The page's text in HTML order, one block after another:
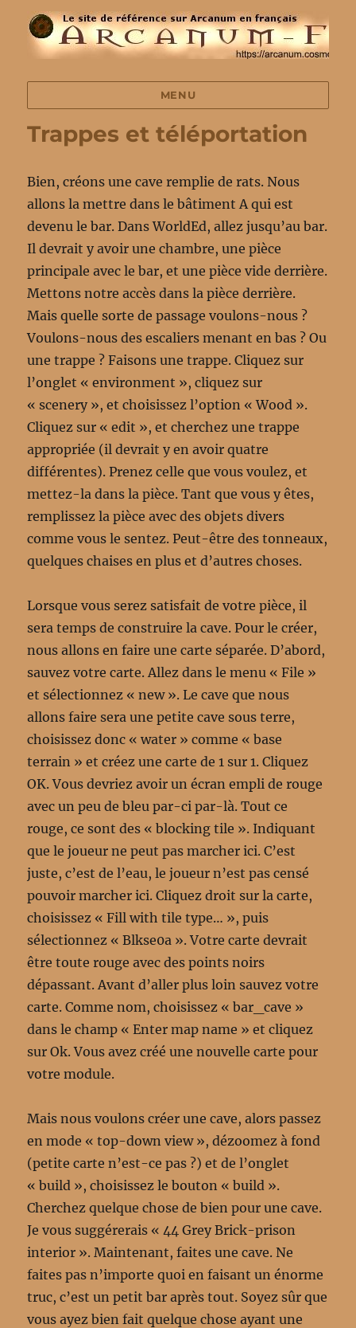
MENU
Trappes et téléportation
Bien, créons une cave remplie de rats. Nous
allons la mettre dans le bâtiment A qui est
devenu le bar. Dans WorldEd, allez jusqu’au bar.
Il devrait y avoir une chambre, une pièce
principale avec le bar, et une pièce vide derrière.
Mettons notre accès dans la pièce derrière.
Mais quelle sorte de passage voulons-nous ?
Voulons-nous des escaliers menant en bas ? Ou
une trappe ? Faisons une trappe. Cliquez sur
l’onglet « environment », cliquez sur
« scenery », et choisissez l’option « Wood ».
Cliquez sur « edit », et cherchez une trappe
appropriée (il devrait y en avoir quatre
différentes). Prenez celle que vous voulez, et
mettez-la dans la pièce. Tant que vous y êtes,
remplissez la pièce avec des objets divers
comme vous le sentez. Peut-être des tonneaux,
quelques chaises en plus et d’autres choses.
Lorsque vous serez satisfait de votre pièce, il
sera temps de construire la cave. Pour le créer,
nous allons en faire une carte séparée. D’abord,
sauvez votre carte. Allez dans le menu « File »
et sélectionnez « new ». Le cave que nous
allons faire sera une petite cave sous terre,
choisissez donc « water » comme « base
terrain » et créez une carte de 1 sur 1. Cliquez
OK. Vous devriez avoir un écran empli de rouge
avec un peu de bleu par-ci par-là. Tout ce
rouge, ce sont des « blocking tile ». Indiquant
que le joueur ne peut pas marcher ici. C’est
juste, c’est de l’eau, le joueur n’est pas censé
pouvoir marcher ici. Cliquez droit sur la carte,
choisissez « Fill with tile type… », puis
sélectionnez « Blkse0a ». Votre carte devrait
être toute rouge avec des points noirs
dépassant. Avant d’aller plus loin sauvez votre
carte. Comme nom, choisissez « bar_cave »
dans le champ « Enter map name » et cliquez
sur Ok. Vous avez créé une nouvelle carte pour
votre module.
Mais nous voulons créer une cave, alors passez
en mode « top-down view », dézoomez à fond
(petite carte n’est-ce pas ?) et de l’onglet
« build », choisissez le bouton « build ».
Cherchez quelque chose de bien pour une cave.
Je vous suggérerais « 44 Grey Brick-prison
interior ». Maintenant, faites une cave. Ne
faites pas n’importe quoi en faisant un énorme
truc, c’est un petit bar après tout. Soyez sûr que
vous ayez bien fait quelque chose ayant une